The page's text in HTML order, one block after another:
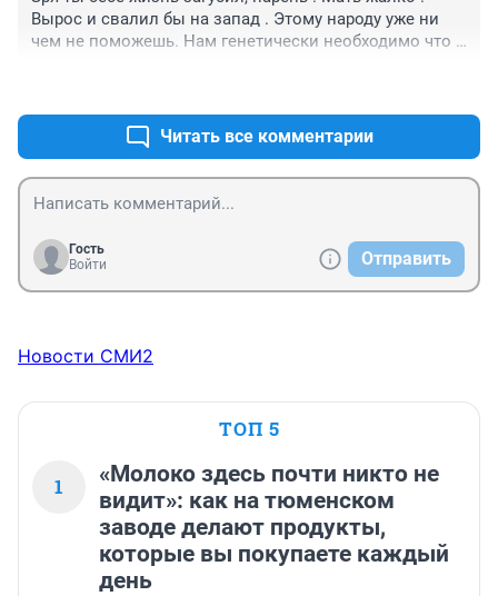
Вырос и свалил бы на запад . Этому народу уже ни
чем не поможешь. Нам генетически необходимо что
Читать все комментарии
Гость
Войти
Отправить
Новости СМИ2
ТОП 5
1
«Молоко здесь почти никто не
видит»: как на тюменском
заводе делают продукты,
которые вы покупаете каждый
день